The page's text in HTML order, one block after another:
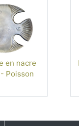
en nacre
Poisson